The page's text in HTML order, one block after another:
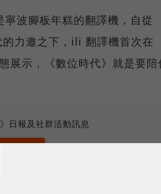
波腳板年糕的翻譯機，自從
的力邀之下，ili 翻譯機首次在
展示，《數位時代》就是要陪
日報及社群活動訊息